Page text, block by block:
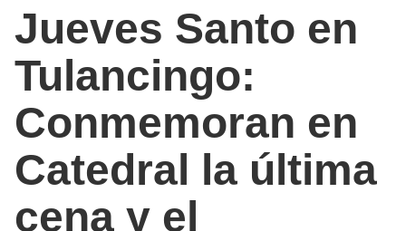
Jueves Santo en
Tulancingo:
Conmemoran en
Catedral la última
cena y el